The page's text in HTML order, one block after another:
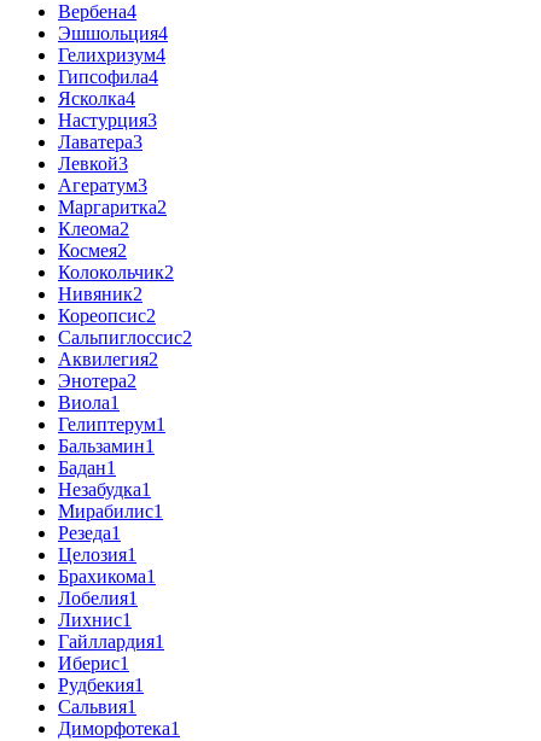
Вербена4
Эшшольция4
Гелихризум4
Гипсофила4
Ясколка4
Настурция3
Лаватера3
Левкой3
Агератум3
Маргаритка2
Клеома2
Космея2
Колокольчик2
Нивяник2
Кореопсис2
Сальпиглоссис2
Аквилегия2
Энотера2
Виола1
Гелиптерум1
Бальзамин1
Бадан1
Незабудка1
Мирабилис1
Резеда1
Целозия1
Брахикома1
Лобелия1
Лихнис1
Гайллардия1
Иберис1
Рудбекия1
Сальвия1
Диморфотека1